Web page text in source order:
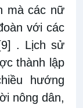
mà các nữ
với các
[9] . Lịch sử
thành lập
hướng
nông dân,